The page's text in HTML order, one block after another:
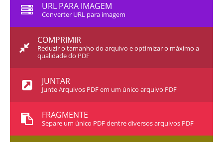
URL PARA IMAGEM
Converter URL para imagem
COMPRIMIR
Reduzir o tamanho do arquivo e optimizar o máximo a
qualidade do PDF
JUNTAR
Junte Arquivos PDF em um único arquivo PDF
FRAGMENTE
Separe um único PDF dentre diversos arquivos PDF